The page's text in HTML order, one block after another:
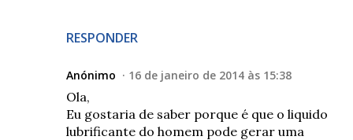
RESPONDER
Anónimo 16 de janeiro de 2014 às 15:38
Ola,
Eu gostaria de saber porque é que o liquido
lubrificante do homem pode gerar uma